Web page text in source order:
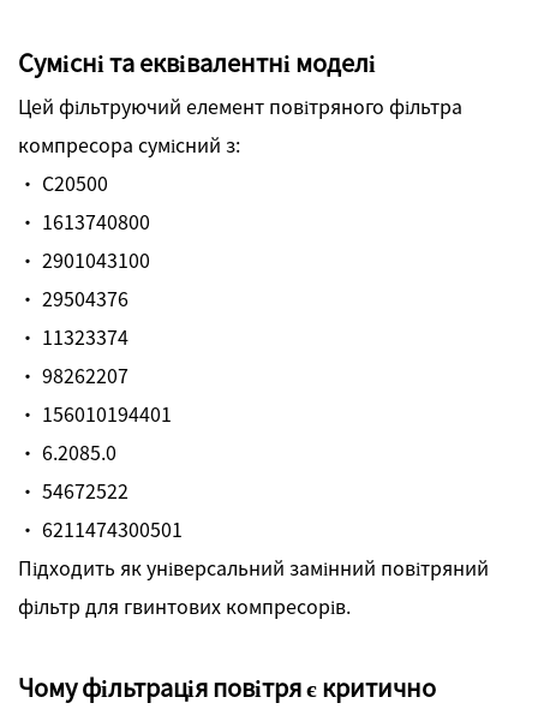
Сумісні та еквівалентні моделі
Цей фільтруючий елемент повітряного фільтра
компресора сумісний з:
· C20500
· 1613740800
· 2901043100
· 29504376
· 11323374
· 98262207
· 156010194401
· 6.2085.0
· 54672522
· 6211474300501
Підходить як універсальний замінний повітряний
фільтр для гвинтових компресорів.
Чому фільтрація повітря є критично